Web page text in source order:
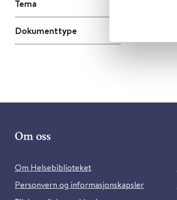
Tema
Dokumenttype
Om oss
Om Helsebiblioteket
Personvern og informasjonskapsler